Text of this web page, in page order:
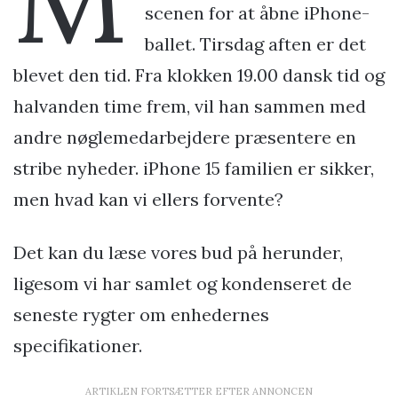
scenen for at åbne iPhone-
ballet. Tirsdag aften er det
blevet den tid. Fra klokken 19.00 dansk tid og
halvanden time frem, vil han sammen med
andre nøglemedarbejdere præsentere en
stribe nyheder. iPhone 15 familien er sikker,
men hvad kan vi ellers forvente?
Det kan du læse vores bud på herunder,
ligesom vi har samlet og kondenseret de
seneste rygter om enhedernes
specifikationer.
ARTIKLEN FORTSÆTTER EFTER ANNONCEN